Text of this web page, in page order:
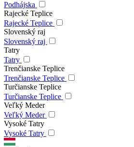
Podhájska
Rajecké Teplice
Rajecké Teplice
Slovenský raj
Slovenský raj
Tatry
Tatry
Trenčianske Teplice
Trenčianske Teplice
Turčianske Teplice
Turčianske Teplice
Veľký Meder
Veľký Meder
Vysoké Tatry
Vysoké Tatry